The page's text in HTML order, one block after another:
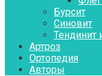
Бурсит
Синовит
Тендинит
Артроз
Ортопедия
Авторы